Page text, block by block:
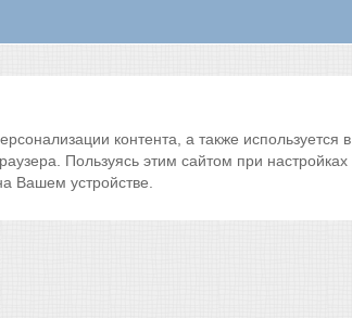
контента, а также используется в
Пользуясь этим сайтом при настройках
Вашем устройстве.